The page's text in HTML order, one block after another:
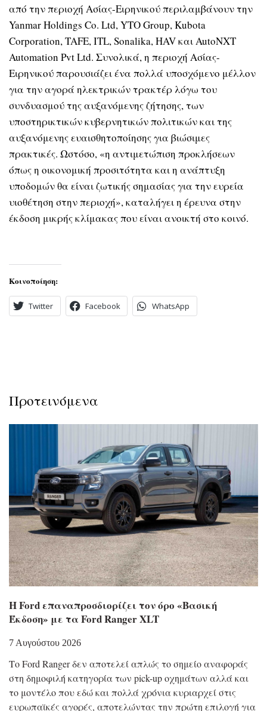
από την περιοχή Ασίας-Ειρηνικού περιλαμβάνουν την
Yanmar Holdings Co. Ltd, YTO Group, Kubota
Corporation, TAFE, ITL, Sonalika, HAV και AutoNXT
Automation Pvt Ltd. Συνολικά, η περιοχή Ασίας-
Ειρηνικού παρουσιάζει ένα πολλά υποσχόμενο μέλλον
για την αγορά ηλεκτρικών τρακτέρ λόγω του
συνδυασμού της αυξανόμενης ζήτησης, των
υποστηρικτικών κυβερνητικών πολιτικών και της
αυξανόμενης ευαισθητοποίησης για βιώσιμες
πρακτικές. Ωστόσο, «η αντιμετώπιση προκλήσεων
όπως η οικονομική προσιτότητα και η ανάπτυξη
υποδομών θα είναι ζωτικής σημασίας για την ευρεία
υιοθέτηση στην περιοχή», καταλήγει η έρευνα στην
έκδοση μικρής κλίμακας που είναι ανοικτή στο κοινό.
Κοινοποίηση:
Twitter Facebook WhatsApp
Προτεινόμενα
Η Ford επαναπροσδιορίζει τον όρο «Βασική
Έκδοση» με τα Ford Ranger XLT
7 Αυγούστου 2026
Το Ford Ranger δεν αποτελεί απλώς το σημείο αναφοράς
στη δημοφιλή κατηγορία των pick-up οχημάτων αλλά και
το μοντέλο που εδώ και πολλά χρόνια κυριαρχεί στις
ευρωπαϊκές αγορές, αποτελώντας την πρώτη επιλογή για